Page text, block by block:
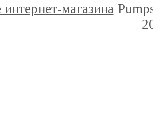
магазина